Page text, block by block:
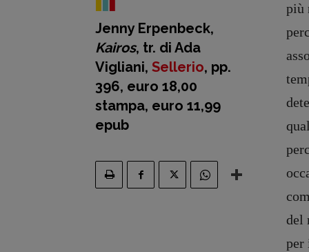
Jenny Erpenbeck,
Kairos, tr. di Ada
Vigliani, Sellerio, pp.
396, euro 18,00
stampa, euro 11,99
epub
più
del
per